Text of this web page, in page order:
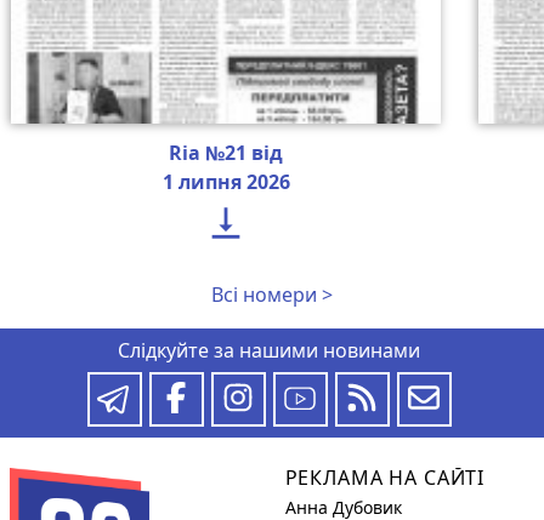
Ria №21 від
1 липня 2026

Всі номери >
Слідкуйте за нашими новинами
РЕКЛАМА НА САЙТІ
Анна Дубовик